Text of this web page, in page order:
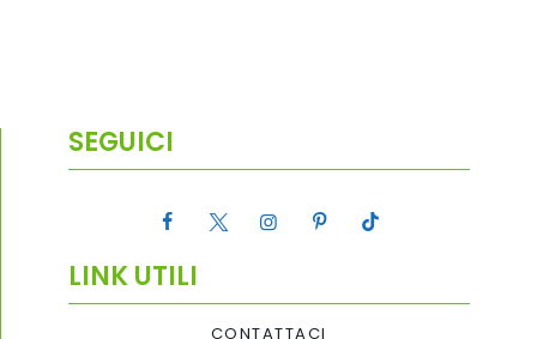
SEGUICI
LINK UTILI
CONTATTACI